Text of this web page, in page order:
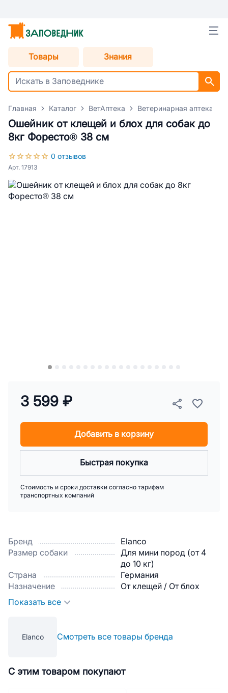
Товары Знания
Главная Каталог ВетАптека Ветеринарная аптека
Ошейник от клещей и блох для собак до
8кг Форесто® 38 см
0 отзывов
Арт. 17913
Бренд
Elanco
Размер собаки
Для мини пород (от 4
до 10 кг)
Страна
Германия
Назначение
От клещей / От блох
Показать все
Elanco Смотреть все товары бренда
3 599 ₽
Добавить в корзину
Быстрая покупка
Стоимость и сроки доставки согласно тарифам
транспортных компаний
С этим товаром покупают